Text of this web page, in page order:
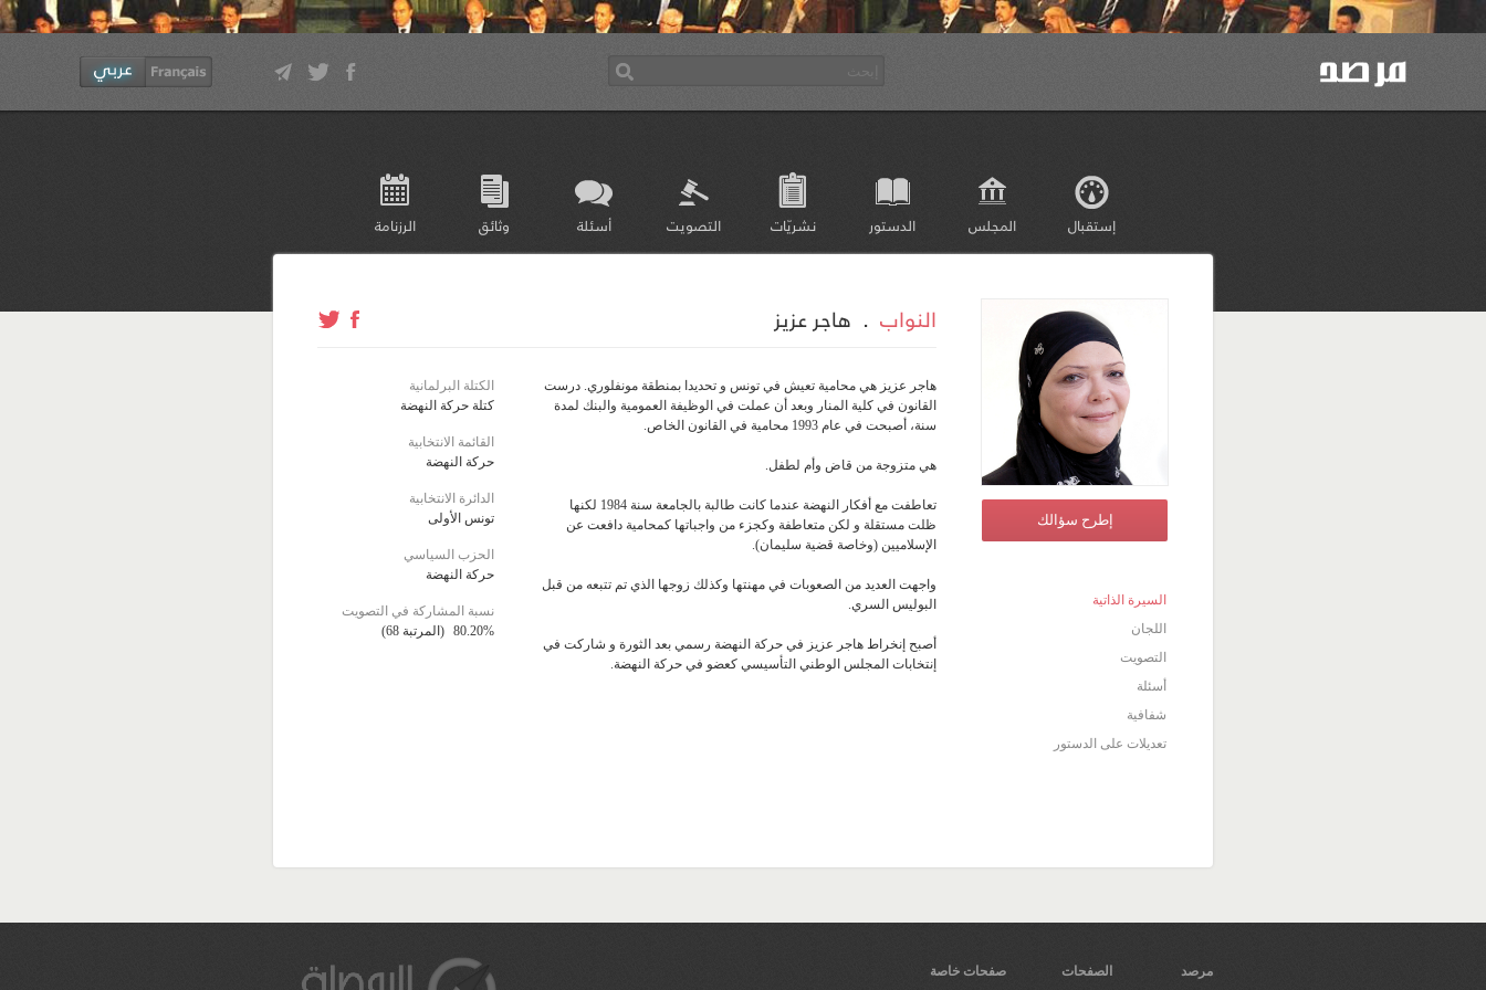
إستقبال المجلس الدستور نشريّات التصويت أسئلة وثائق الرزنامة
إطرح سؤالك
السيرة الذاتية
اللجان
التصويت
أسئلة
شفافية
تعديلات على الدستور
النواب . هاجر عزيز
هاجر عزيز هي محامية تعيش في تونس و تحديدا بمنطقة مونفلوري. درست
القانون في كلية المنار وبعد أن عملت في الوظيفة العمومية والبنك لمدة
سنة، أصبحت في عام 1993 محامية في القانون الخاص.
هي متزوجة من قاض وأم لطفل.
تعاطفت مع أفكار النهضة عندما كانت طالبة بالجامعة سنة 1984 لكنها
ظلت مستقلة و لكن متعاطفة وكجزء من واجباتها كمحامية دافعت عن
الإسلاميين (وخاصة قضية سليمان).
واجهت العديد من الصعوبات في مهنتها وكذلك زوجها الذي تم تتبعه من قبل
البوليس السري.
أصبح إنخراط هاجر عزيز في حركة النهضة رسمي بعد الثورة و شاركت في
إنتخابات المجلس الوطني التأسيسي كعضو في حركة النهضة.
الكتلة البرلمانية
كتلة حركة النهضة
القائمة الانتخابية
حركة النهضة
الدائرة الانتخابية
تونس الأولى
الحزب السياسي
حركة النهضة
نسبة المشاركة في التصويت
80.20% (المرتبة 68)
مرصد الصفحات صفحات خاصة